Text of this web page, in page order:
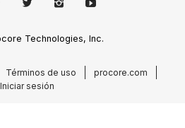
Technologies, Inc.
Términos de uso
procore.com
Iniciar sesión